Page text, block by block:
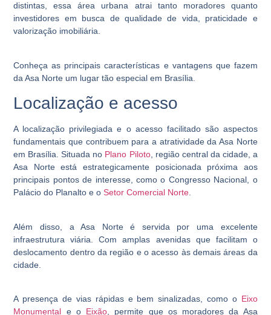
distintas, essa área urbana atrai tanto moradores quanto
investidores em busca de qualidade de vida, praticidade e
valorização imobiliária.
Conheça as principais características e vantagens que fazem
da Asa Norte um lugar tão especial em Brasília.
Localização e acesso
A localização privilegiada e o acesso facilitado são aspectos
fundamentais que contribuem para a atratividade da Asa Norte
em Brasília. Situada no Plano Piloto, região central da cidade, a
Asa Norte está estrategicamente posicionada próxima aos
principais pontos de interesse, como o Congresso Nacional, o
Palácio do Planalto e oSetor Comercial Norte.
Além disso, a Asa Norte é servida por uma excelente
infraestrutura viária. Com amplas avenidas que facilitam o
deslocamento dentro da região e o acesso às demais áreas da
cidade.
A presença de vias rápidas e bem sinalizadas, como o Eixo
Monumental e o Eixão , permite que os moradores da Asa